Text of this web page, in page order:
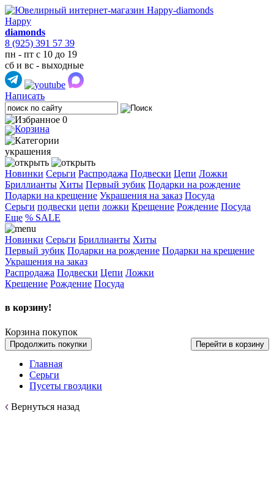
Happy
diamonds
8 (925) 391 57 39
пн - пт с 10 до 19
сб и вс - выходные
Написать
0
украшения
Новинки Серьги Распродажа Подвески Цепи Ложки
Бриллианты Хиты Первый зубик Подарки на рождение
Подарки на крещение Украшения на заказ Посуда
Cерьги подвески цепи ложки Крещение Рождение Посуда
Еще % SALE
Новинки Серьги Бриллианты Хиты
Первый зубик Подарки на рождение Подарки на крещение
Украшения на заказ
Распродажа Подвески Цепи Ложки
Крещение Рождение Посуда
в корзину!
Корзина покупок
Перейти в корзину
Продолжить покупки
Главная
Серьги
Пусеты гвоздики
Вернуться назад